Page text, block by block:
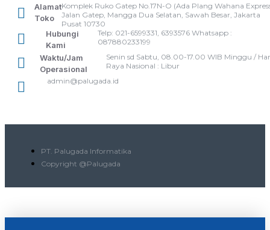
Alamat
Toko
Komplek Ruko Gatep No.17N-O (Ada Plang Wahana
Jalan Gatep, Mangga Dua Selatan, Sawah Besar, Jakarta
Pusat 10730
Hubungi
Kami
Telp: 021-6599331, 6393576 Whatsapp :
087880233199
Waktu/Jam
Operasional
Senin sd Sabtu, 08.00-17.00 WIB Minggu /
Raya Nasional : Libur
admin@palugada.id
PT. Palugada Informatika
Copyright @Palugada